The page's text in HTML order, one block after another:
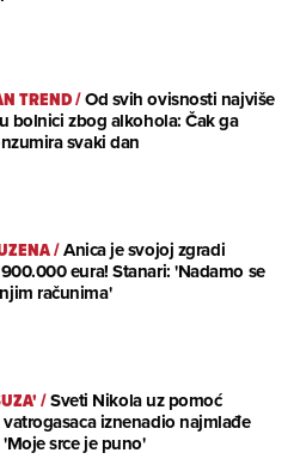
TREND/Od svih ovisnosti najviše
bolnici zbog alkohola: Čak ga
svaki dan
/Anica je svojoj zgradi
eura! Stanari: 'Nadamo se
računima'
/Sveti Nikola uz pomoć
iznenadio najmlađe
srce je puno'